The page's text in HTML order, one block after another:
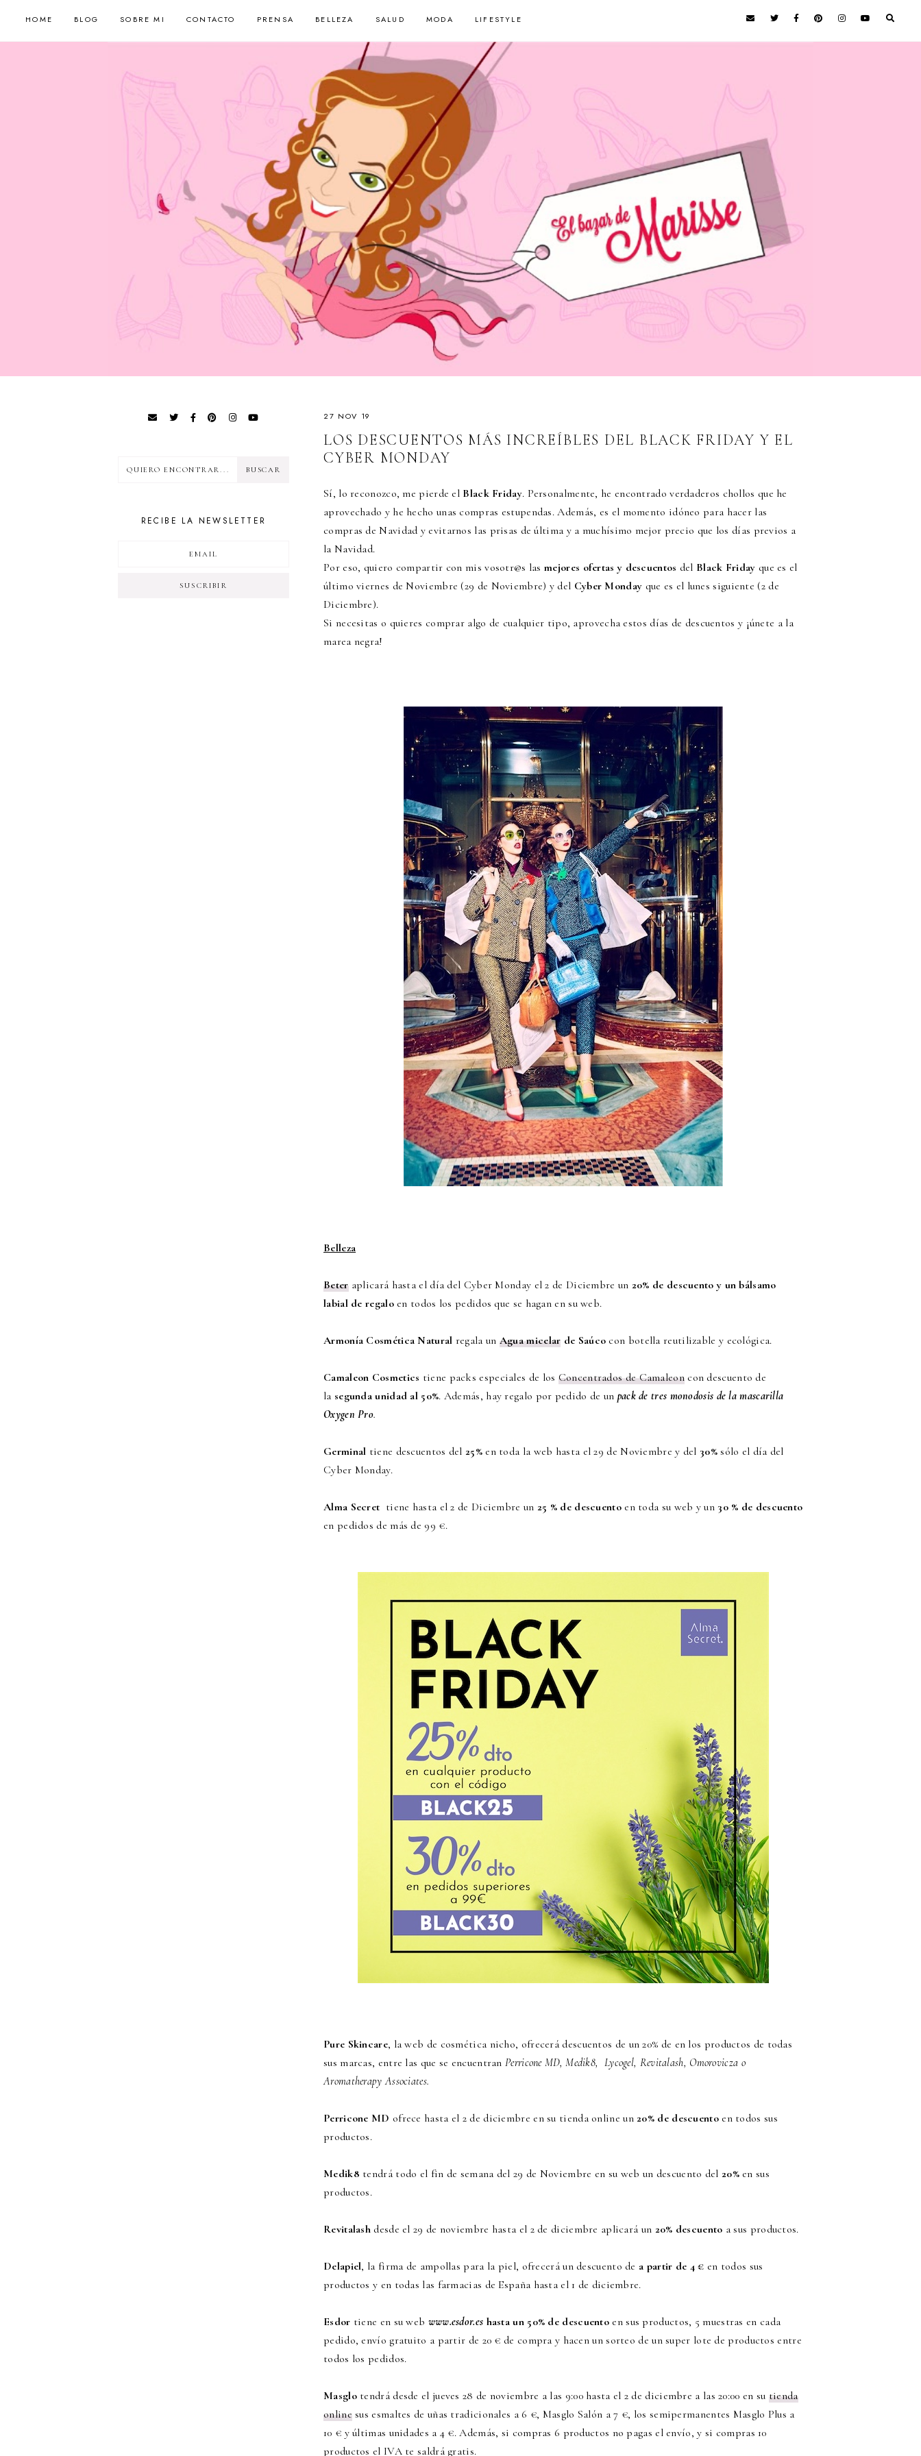
HOME BLOG SOBRE MI CONTACTO PRENSA BELLEZA SALUD MODA LIFESTYLE
27 NOV 19
LOS DESCUENTOS MÁS INCREÍBLES DEL BLACK FRIDAY Y EL
CYBER MONDAY
Sí, lo reconozco, me pierde el Black Friday. Personalmente, he encontrado verdaderos chollos que he
aprovechado y he hecho unas compras estupendas. Además, es el momento idóneo para hacer las
compras de Navidad y evitarnos las prisas de última y a muchísimo mejor precio que los días previos a
la Navidad.
Por eso, quiero compartir con mis vosotr@s lasmejores ofertas y descuentos del Black Friday que es el
último viernes de Noviembre (29 de Noviembre) y del Cyber Monday que es el lunes siguiente (2 de
Diciembre).
Si necesitas o quieres comprar algo de cualquier tipo, aprovecha estos días de descuentos y ¡únete a la
marea negra!
Belleza
Beter aplicará hasta el día del Cyber Monday el 2 de Diciembre un 20% de descuento y un bálsamo
labial de regaloen todos los pedidos que se hagan en su web.
Armonía Cosmética Natural regala un Agua micelar de Saúco con botella reutilizable y ecológica.
Camaleon Cosmetics tiene packs especiales de los Concentrados de Camaleoncon descuento de
la segunda unidad al 50%. Además, hay regalo por pedido de un pack de tres monodosis de la mascarilla
Oxygen Pro.
Germinal tiene descuentos del25%en toda la web hasta el 29 de Noviembre y del30%sólo el día del
Cyber Monday.
Alma Secret tiene hasta el 2 de Diciembre un 25 % de descuentoen toda su web y un30 % de descuento
en pedidos de más de 99 €.
Pure Skincare, la web de cosmética nicho, ofrecerá descuentos de un 20% de en los productos de todas
sus marcas, entre las que se encuentranPerricone MD, Medik8, Lycogel, Revitalash, Omorovicza o
Aromatherapy Associates.
Perricone MD ofrece hasta el 2 de diciembre en su tienda online un20% de descuentoen todos sus
productos.
Medik8 tendrá todo el fin de semana del 29 de Noviembre en su web un descuento del 20% en sus
productos.
Revitalash desde el 29 de noviembre hasta el 2 de diciembre aplicará un 20% descuento a sus productos.
Delapiel, la firma de ampollas para la piel, ofrecerá un descuento de a partir de 4 € en todos sus
productos y en todas las farmacias de España hasta el 1 de diciembre.
Esdor tiene en su web www.esdor.es hasta un 50% de descuento en sus productos, 5 muestras en cada
pedido, envío gratuito a partir de 20 € de compra y hacen un sorteo de un super lote de productos entre
todos los pedidos.
Masglo tendrá desde el jueves 28 de noviembre a las 9:00 hasta el 2 de diciembre a las 20:00 en su tienda
onlinesus esmaltes de uñas tradicionales a 6 €, Masglo Salón a 7 €, los semipermanentes Masglo Plus a
10 € y últimas unidades a 4 €. Además, si compras 6 productos no pagas el envío, y si compras 10
productos el IVA te saldrá gratis.
RECIBE LA NEWSLETTER